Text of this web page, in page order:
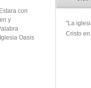
con
y
Oasis
"La
Cristo